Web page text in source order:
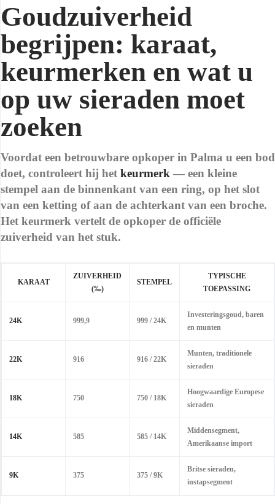
Goudzuiverheid
begrijpen: karaat,
keurmerken en wat u
op uw sieraden moet
zoeken
Voordat een betrouwbare opkoper in Palma u een bod
doet, controleert hij het keurmerk — een kleine
stempel aan de binnenkant van een ring, op het slot
van een ketting of aan de achterkant van een broche.
Het keurmerk vertelt de opkoper de officiële
zuiverheid van het stuk.
KARAAT
ZUIVERHEID
(‰)
STEMPEL
TYPISCHE
TOEPASSING
24K 999,9 999 / 24K
Investeringsgoud, baren
en munten
22K 916 916 / 22K
Munten, traditionele
sieraden
18K 750 750 / 18K
Hoogwaardige Europese
sieraden
14K 585 585 / 14K
Middensegment,
Amerikaanse import
9K 375 375 / 9K
Britse sieraden,
instapsegment